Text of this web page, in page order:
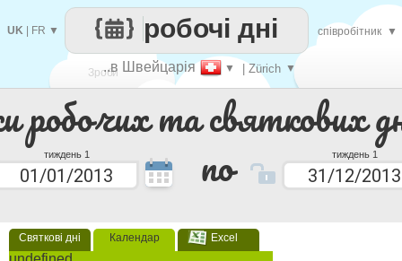
робочих та святкових
тиждень 1 по тиждень 1
Святкові дні Календар Excel
Зроби
кожен
..в Швейцарія ▼ | Zürich ▼
робочі дні
UK FR ▼ співробітник ▼